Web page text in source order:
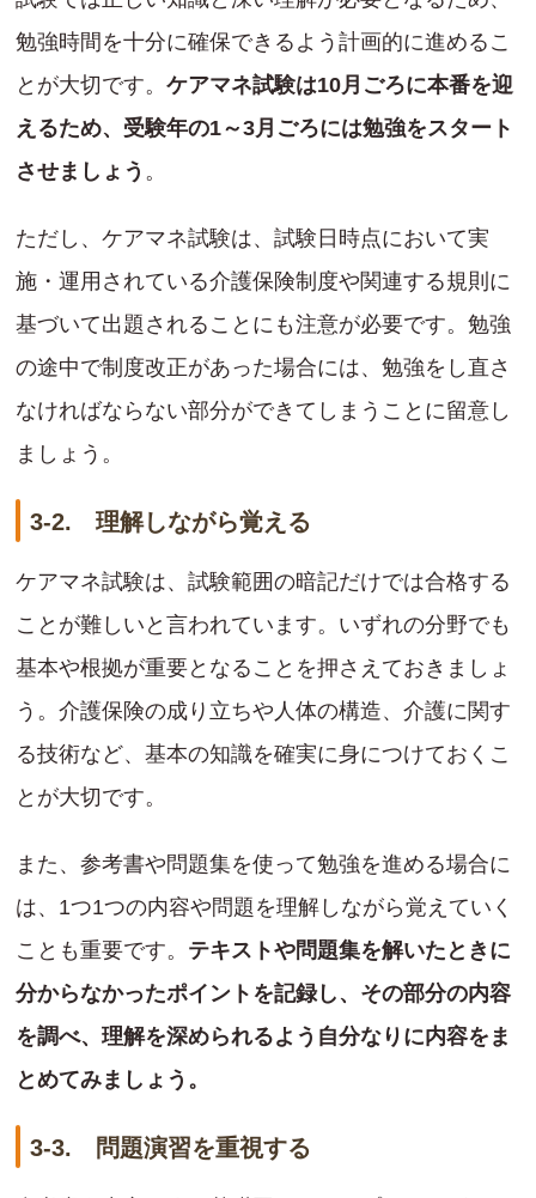
勉強時間を十分に確保できるよう計画的に進めるこ
とが大切です。 ケアマネ試験は10月ごろに本番を迎
えるため、受験年の1～3月ごろには勉強をスタート
させましょう 。
ただし、ケアマネ試験は、試験日時点において実
施・運用されている介護保険制度や関連する規則に
基づいて出題されることにも注意が必要です。勉強
の途中で制度改正があった場合には、勉強をし直さ
なければならない部分ができてしまうことに留意し
ましょう。
3-2. 理解しながら覚える
ケアマネ試験は、試験範囲の暗記だけでは合格する
ことが難しいと言われています。いずれの分野でも
基本や根拠が重要となることを押さえておきましょ
う。介護保険の成り立ちや人体の構造、介護に関す
る技術など、基本の知識を確実に身につけておくこ
とが大切です。
また、参考書や問題集を使って勉強を進める場合に
は、1つ1つの内容や問題を理解しながら覚えていく
ことも重要です。 テキストや問題集を解いたときに
分からなかったポイントを記録し、その部分の内容
を調べ、理解を深められるよう自分なりに内容をま
とめてみましょう。
3-3. 問題演習を重視する